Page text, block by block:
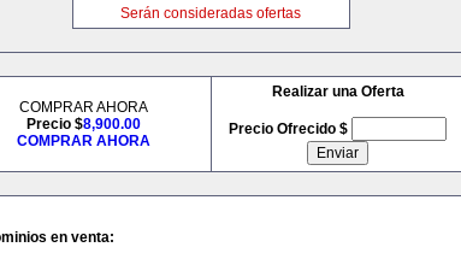
Serán consideradas ofertas
COMPRAR AHORA
Precio $8,900.00
COMPRAR AHORA
Realizar una Oferta
Precio Ofrecido $
en venta: